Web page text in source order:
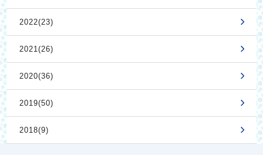
2022(23)
2021(26)
2020(36)
2019(50)
2018(9)